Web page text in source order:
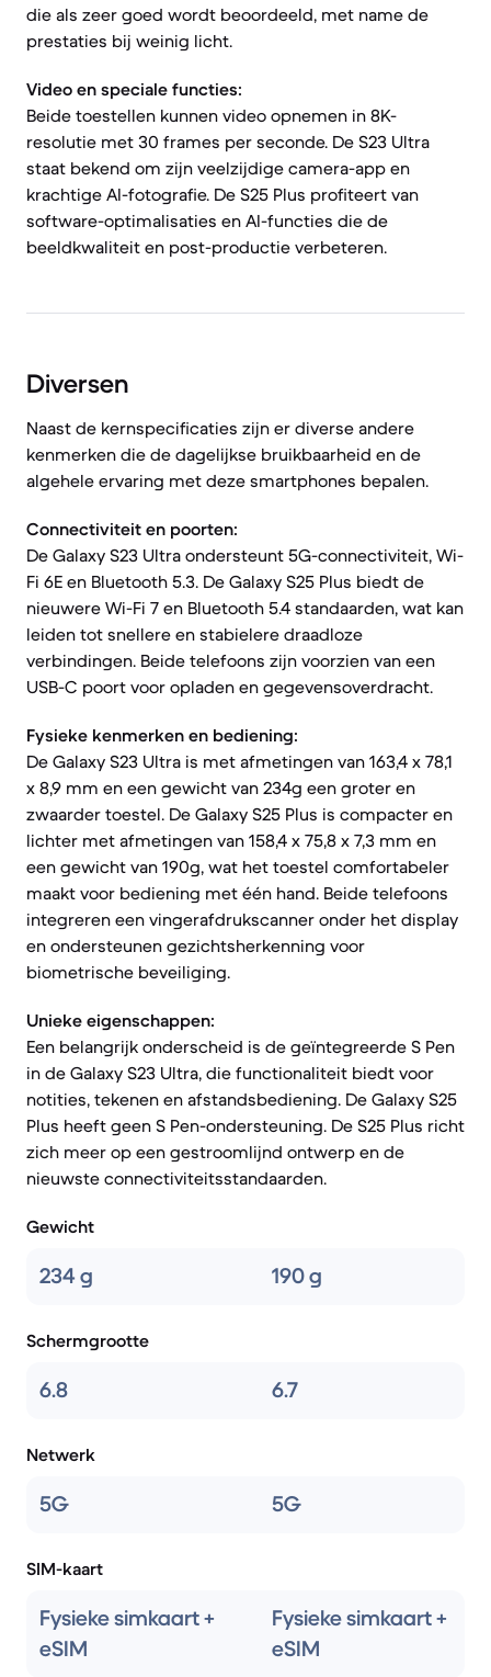
die als zeer goed wordt beoordeeld, met name de
prestaties bij weinig licht.
Video en speciale functies:
Beide toestellen kunnen video opnemen in 8K-
resolutie met 30 frames per seconde. De S23 Ultra
staat bekend om zijn veelzijdige camera-app en
krachtige AI-fotografie. De S25 Plus profiteert van
software-optimalisaties en AI-functies die de
beeldkwaliteit en post-productie verbeteren.
Diversen
Naast de kernspecificaties zijn er diverse andere
kenmerken die de dagelijkse bruikbaarheid en de
algehele ervaring met deze smartphones bepalen.
Connectiviteit en poorten:
De Galaxy S23 Ultra ondersteunt 5G-connectiviteit, Wi-
Fi 6E en Bluetooth 5.3. De Galaxy S25 Plus biedt de
nieuwere Wi-Fi 7 en Bluetooth 5.4 standaarden, wat kan
leiden tot snellere en stabielere draadloze
verbindingen. Beide telefoons zijn voorzien van een
USB-C poort voor opladen en gegevensoverdracht.
Fysieke kenmerken en bediening:
De Galaxy S23 Ultra is met afmetingen van 163,4 x 78,1
x 8,9 mm en een gewicht van 234g een groter en
zwaarder toestel. De Galaxy S25 Plus is compacter en
lichter met afmetingen van 158,4 x 75,8 x 7,3 mm en
een gewicht van 190g, wat het toestel comfortabeler
maakt voor bediening met één hand. Beide telefoons
integreren een vingerafdrukscanner onder het display
en ondersteunen gezichtsherkenning voor
biometrische beveiliging.
Unieke eigenschappen:
Een belangrijk onderscheid is de geïntegreerde S Pen
in de Galaxy S23 Ultra, die functionaliteit biedt voor
notities, tekenen en afstandsbediening. De Galaxy S25
Plus heeft geen S Pen-ondersteuning. De S25 Plus richt
zich meer op een gestroomlijnd ontwerp en de
nieuwste connectiviteitsstandaarden.
Gewicht
234 g 190 g
Schermgrootte
6.8 6.7
Netwerk
5G 5G
SIM-kaart
Fysieke simkaart +
eSIM
Fysieke simkaart +
eSIM